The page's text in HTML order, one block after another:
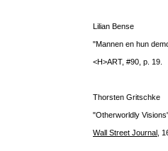
Lilian Bense
"Mannen en hun
<H>ART, #90, p. 19.
Thorsten Gritschke
"Otherworldly
Wall Street Journal ,